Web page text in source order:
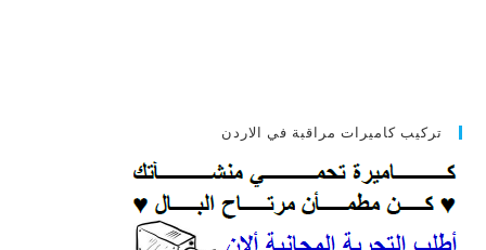
تركيب كاميرات مراقبة في الاردن